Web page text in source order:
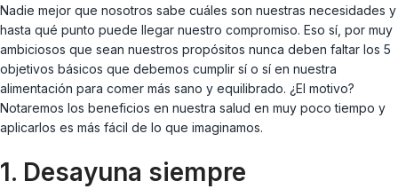
Nadie mejor que nosotros sabe cuáles son nuestras necesidades y
hasta qué punto puede llegar nuestro compromiso. Eso sí, por muy
ambiciosos que sean nuestros propósitos nunca deben faltar los 5
objetivos básicos que debemos cumplir sí o sí en nuestra
alimentación para comer más sano y equilibrado. ¿El motivo?
Notaremos los beneficios en nuestra salud en muy poco tiempo y
aplicarlos es más fácil de lo que imaginamos.
1. Desayuna siempre